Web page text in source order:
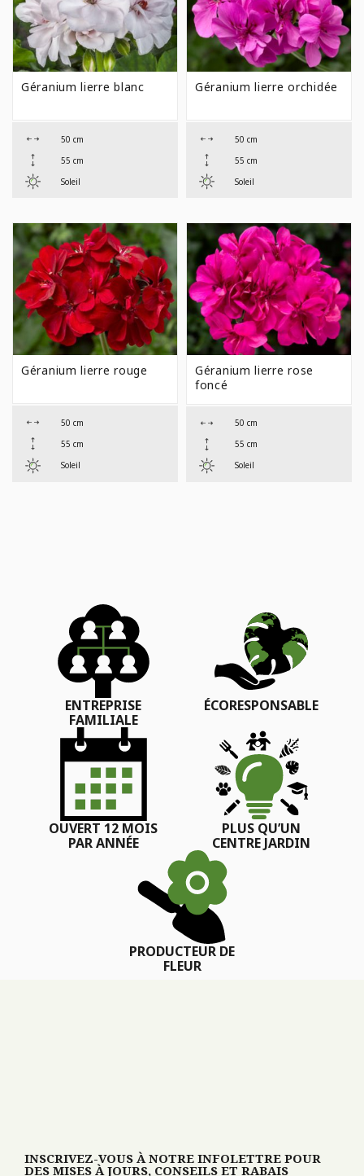
Géranium lierre blanc
50 cm
55 cm
Soleil
Géranium lierre orchidée
50 cm
55 cm
Soleil
Géranium lierre rouge
50 cm
55 cm
Soleil
Géranium lierre rose
foncé
50 cm
55 cm
Soleil
ENTREPRISE
FAMILIALE
ÉCORESPONSABLE
OUVERT 12 MOIS
PAR ANNÉE
PLUS QU’UN
CENTRE JARDIN
PRODUCTEUR DE
FLEUR
INSCRIVEZ-VOUS À NOTRE INFOLETTRE POUR
DES MISES À JOURS, CONSEILS ET RABAIS